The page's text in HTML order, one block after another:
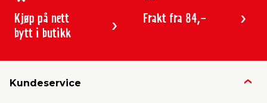
Kjøp på nett
bytt i butikk
Frakt fra 84,-
Kundeservice